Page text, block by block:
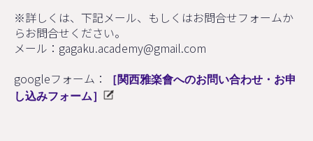
※詳しくは、下記メール、もしくはお問合せフォームか
らお問合せください。
メール：gagaku.academy@gmail.com
googleフォーム：
［関西雅楽會へのお問い合わせ・お申
し込みフォーム］